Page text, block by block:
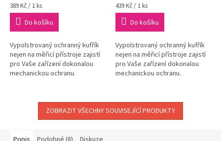
Měrná
cena:
389 Kč / 1 ks
Do košíku
Vypolstrovaný ochranný kufřík
nejen na měřicí přístroje zajistí
pro Vaše zařízení dokonalou
mechanickou ochranu.
Měrná
cena:
439 Kč / 1 ks
Do košíku
Vypolstrovaný ochranný kufřík
nejen na měřicí přístroje zajistí
pro Vaše zařízení dokonalou
mechanickou ochranu.
ZOBRAZIT VŠECHNY SOUVISEJÍCÍ PRODUKTY